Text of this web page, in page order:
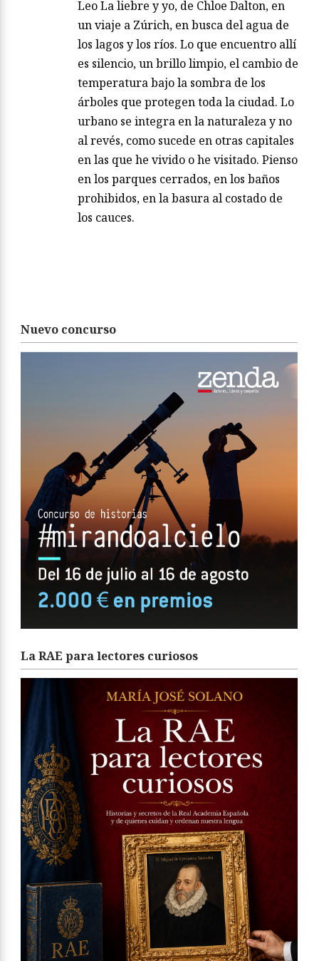
Leo La liebre y yo, de Chloe Dalton, en
un viaje a Zúrich, en busca del agua de
los lagos y los ríos. Lo que encuentro allí
es silencio, un brillo limpio, el cambio de
temperatura bajo la sombra de los
árboles que protegen toda la ciudad. Lo
urbano se integra en la naturaleza y no
al revés, como sucede en otras capitales
en las que he vivido o he visitado. Pienso
en los parques cerrados, en los baños
prohibidos, en la basura al costado de
los cauces.
Nuevo concurso
La RAE para lectores curiosos